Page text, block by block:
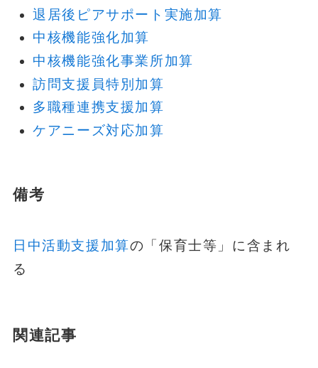
退居後ピアサポート実施加算
中核機能強化加算
中核機能強化事業所加算
訪問支援員特別加算
多職種連携支援加算
ケアニーズ対応加算
備考
日中活動支援加算の「保育士等」に含まれ
る
関連記事